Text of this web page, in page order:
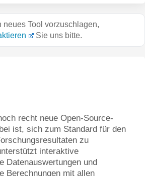
neues Tool vorzuschlagen,
Sie uns bitte.
recht neue Open-Source-
ist, sich zum Standard für den
zu
interaktive
Datenauswertungen und
Berechnungen mit allen